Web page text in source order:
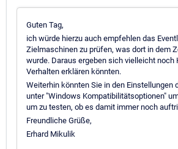
Guten Tag,
ich würde hierzu auch empfehlen das
Zielmaschinen zu prüfen, was dort in dem
wurde. Daraus ergeben sich vielleicht noch
Verhalten erklären könnten.
Weiterhin könnten Sie in den Einstellungen
unter "Windows Kompatibilitätsoptionen"
um zu testen, ob es damit immer noch
Freundliche Grüße,
Erhard Mikulik